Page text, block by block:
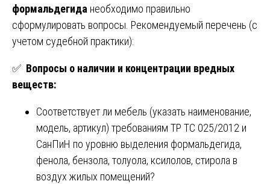
формальдегида необходимо правильно
сформулировать вопросы. Рекомендуемый перечень (с
учетом судебной практики):
✅ Вопросы о наличии и концентрации вредных
веществ:
Соответствует ли мебель (указать наименование,
модель, артикул) требованиям ТР ТС 025/2012 и
СанПиН по уровню выделения формальдегида,
фенола, бензола, толуола, ксилолов, стирола в
воздух жилых помещений?